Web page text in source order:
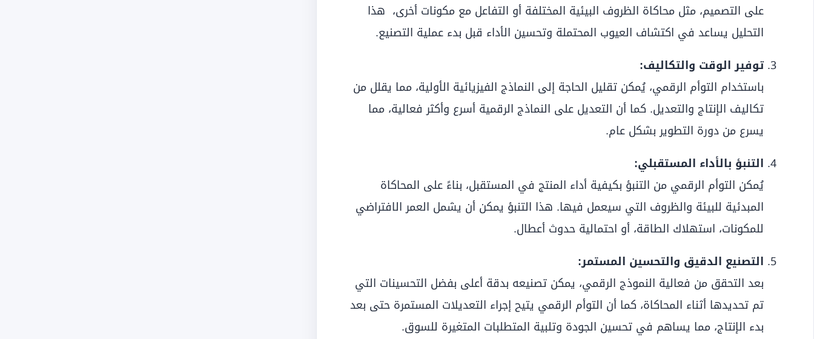
على التصميم، مثل محاكاة الظروف البيئية المختلفة أو التفاعل مع مكونات أخرى، هذا
التحليل يساعد في اكتشاف العيوب المحتملة وتحسين الأداء قبل بدء عملية التصنيع.
توفير الوقت والتكاليف:
باستخدام التوأم الرقمي، يُمكن تقليل الحاجة إلى النماذج الفيزيائية الأولية، مما يقلل من
تكاليف الإنتاج والتعديل. كما أن التعديل على النماذج الرقمية أسرع وأكثر فعالية، مما
يسرع من دورة التطوير بشكل عام.
التنبؤ بالأداء المستقبلي:
يُمكن التوأم الرقمي من التنبؤ بكيفية أداء المنتج في المستقبل، بناءً على المحاكاة
المبدئية للبيئة والظروف التي سيعمل فيها. هذا التنبؤ يمكن أن يشمل العمر الافتراضي
للمكونات، استهلاك الطاقة، أو احتمالية حدوث أعطال.
التصنيع الدقيق والتحسين المستمر:
بعد التحقق من فعالية النموذج الرقمي، يمكن تصنيعه بدقة أعلى بفضل التحسينات التي
تم تحديدها أثناء المحاكاة، كما أن التوأم الرقمي يتيح إجراء التعديلات المستمرة حتى بعد
بدء الإنتاج، مما يساهم في تحسين الجودة وتلبية المتطلبات المتغيرة للسوق.